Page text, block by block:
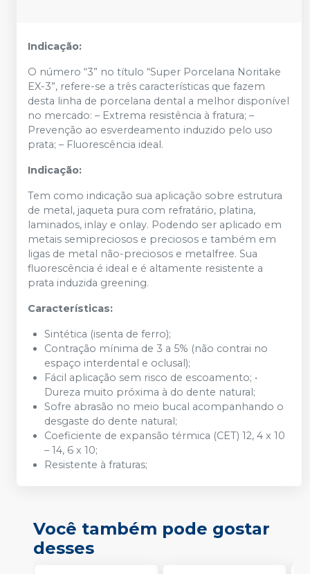
Indicação:
O número “3” no título “Super Porcelana Noritake
EX-3”, refere-se a três características que fazem
desta linha de porcelana dental a melhor disponível
no mercado: – Extrema resistência à fratura; –
Prevenção ao esverdeamento induzido pelo uso
prata; – Fluorescência ideal.
Indicação:
Tem como indicação sua aplicação sobre estrutura
de metal, jaqueta pura com refratário, platina,
laminados, inlay e onlay. Podendo ser aplicado em
metais semipreciosos e preciosos e também em
ligas de metal não-preciosos e metalfree. Sua
fluorescência é ideal e é altamente resistente a
prata induzida greening.
Características:
Sintética (isenta de ferro);
Contração mínima de 3 a 5% (não contrai no
espaço interdental e oclusal);
Fácil aplicação sem risco de escoamento; •
Dureza muito próxima à do dente natural;
Sofre abrasão no meio bucal acompanhando o
desgaste do dente natural;
Coeficiente de expansão térmica (CET) 12, 4 x 10
– 14, 6 x 10;
Resistente à fraturas;
Você também pode gostar
desses